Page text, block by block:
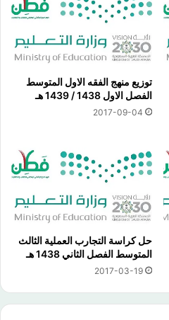
توزيع منهج الفقه الاول المتوسط
الفصل الاول 1438 / 1439 هـ
2017-09-04
حل كراسة التجارب العملية الثالث
المتوسط الفصل الثاني 1438 هـ
2017-03-19